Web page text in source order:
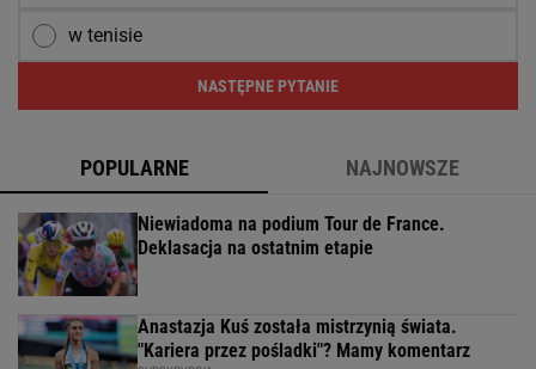
w tenisie
NASTĘPNE PYTANIE
POPULARNE NAJNOWSZE
Niewiadoma na podium Tour de France.
Deklasacja na ostatnim etapie
Anastazja Kuś została mistrzynią świata.
"Kariera przez pośladki"? Mamy komentarz